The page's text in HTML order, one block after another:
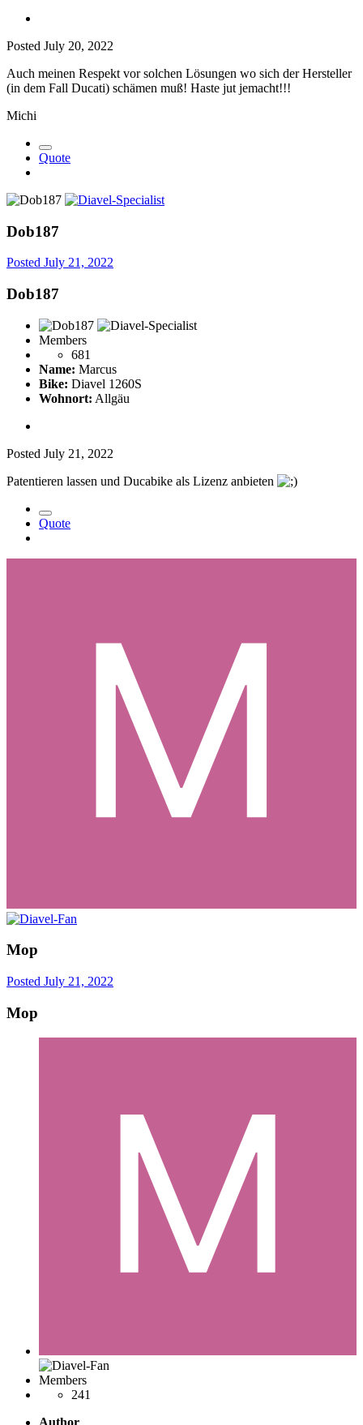
Posted July 20, 2022
Auch meinen Respekt vor solchen Lösungen wo sich der Hersteller
(in dem Fall Ducati) schämen muß! Haste jut jemacht!!!
Michi
Quote
Dob187
Posted July 21, 2022
Dob187
Members
681
Name: Marcus
Bike: Diavel 1260S
Wohnort: Allgäu
Posted July 21, 2022
Patentieren lassen und Ducabike als Lizenz anbieten
Quote
Mop
Posted July 21, 2022
Mop
Members
241
Author